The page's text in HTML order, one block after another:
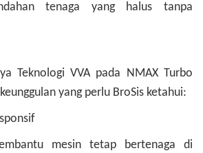
tenaga yang halus tanpa
Teknologi VVA pada NMAX Turbo
yang perlu BroSis ketahui:
mesin tetap bertenaga di